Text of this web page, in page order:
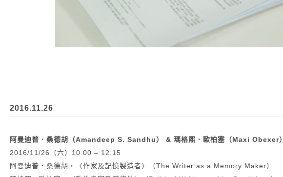
2016.11.26
阿曼迪普．桑德胡（Amandeep S. Sandhu） & 瑪格熙．歐柏塞（Maxi Obexer）
2016/11/26（六）10:00 – 12:15
阿曼迪普．桑德胡，〈作家及記憶製造者〉（The Writer as a Memory Maker）